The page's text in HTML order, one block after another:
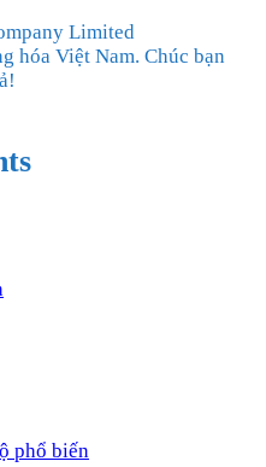
Limited
hóa Việt Nam. Chúc bạn
phổ biến